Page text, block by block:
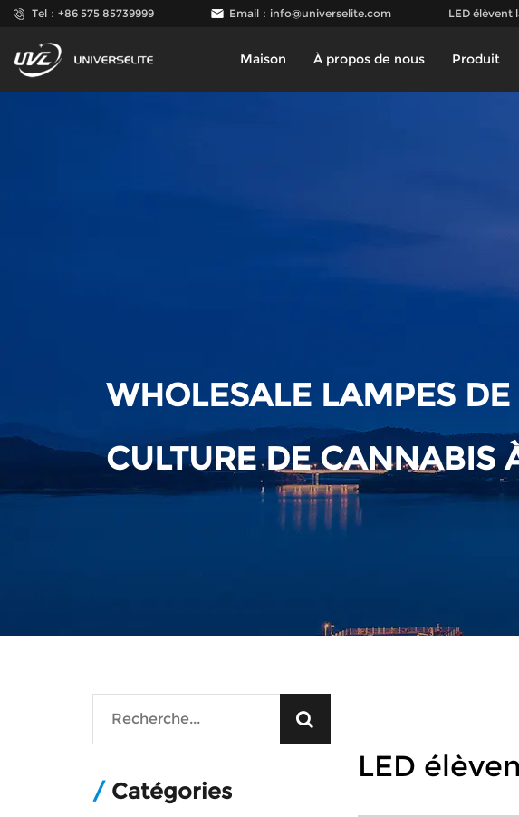
Tel：+86 575 85739999 Email： info@universelite.com LED élèvent
Maison À propos de nous Produit
WHOLESALE LAMPES DE
CULTURE DE CANNABIS
/ Catégories
LED